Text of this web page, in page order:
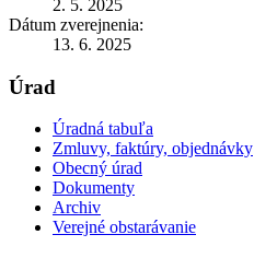
2. 5. 2025
Dátum zverejnenia:
13. 6. 2025
Úrad
Úradná tabuľa
Zmluvy, faktúry, objednávky
Obecný úrad
Dokumenty
Archiv
Verejné obstarávanie